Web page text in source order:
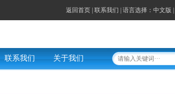
返回首页 联系我们 | 语言选择： 中文版
联系我们 关于我们